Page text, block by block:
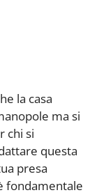
la casa
ma si
chi si
questa
presa
fondamentale